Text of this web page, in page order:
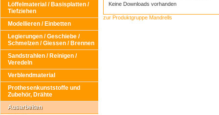
Löffelmaterial / Basisplatten /
Tiefziehen
Modellieren / Einbetten
Legierungen / Geschiebe /
Schmelzen / Giessen / Brennen
Sandstrahlen / Reinigen /
Veredeln
Verblendmaterial
Prothesenkunststoffe und
Zubehör, Drähte
Ausarbeiten
Keine Downloads vorhanden
zur Produktgruppe Mandrells